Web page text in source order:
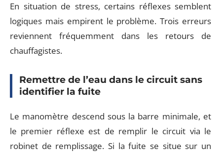
En situation de stress, certains réflexes semblent
logiques mais empirent le problème. Trois erreurs
reviennent fréquemment dans les retours de
chauffagistes.
Remettre de l’eau dans le circuit sans
identifier la fuite
Le manomètre descend sous la barre minimale, et
le premier réflexe est de remplir le circuit via le
robinet de remplissage. Si la fuite se situe sur un